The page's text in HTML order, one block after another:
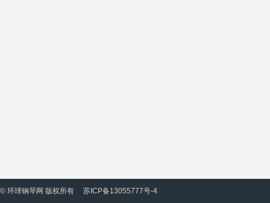
© 环球钢琴网 版权所有 苏ICP备13055777号-4